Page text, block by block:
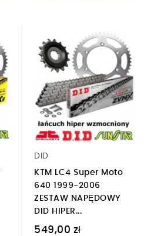
DID
KTM LC4 Super Moto
640 1999-2006
ZESTAW NAPĘDOWY
DID HIPER...
549,00 zł